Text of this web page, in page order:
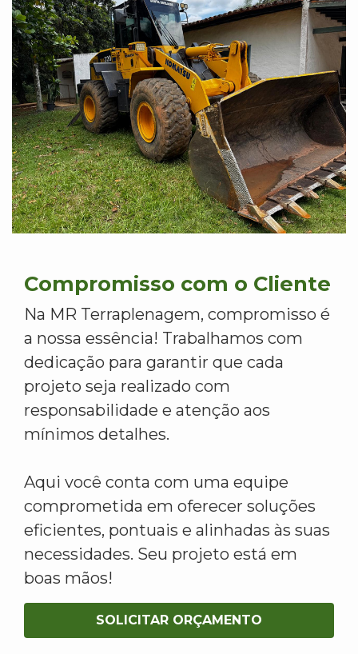
Compromisso com o Cliente
Na MR Terraplenagem, compromisso é
a nossa essência! Trabalhamos com
dedicação para garantir que cada
projeto seja realizado com
responsabilidade e atenção aos
mínimos detalhes.
Aqui você conta com uma equipe
comprometida em oferecer soluções
eficientes, pontuais e alinhadas às suas
necessidades. Seu projeto está em
boas mãos!
SOLICITAR ORÇAMENTO